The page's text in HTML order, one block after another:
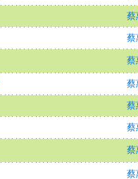
蔡
蔡
蔡
蔡
蔡
蔡
蔡
蔡